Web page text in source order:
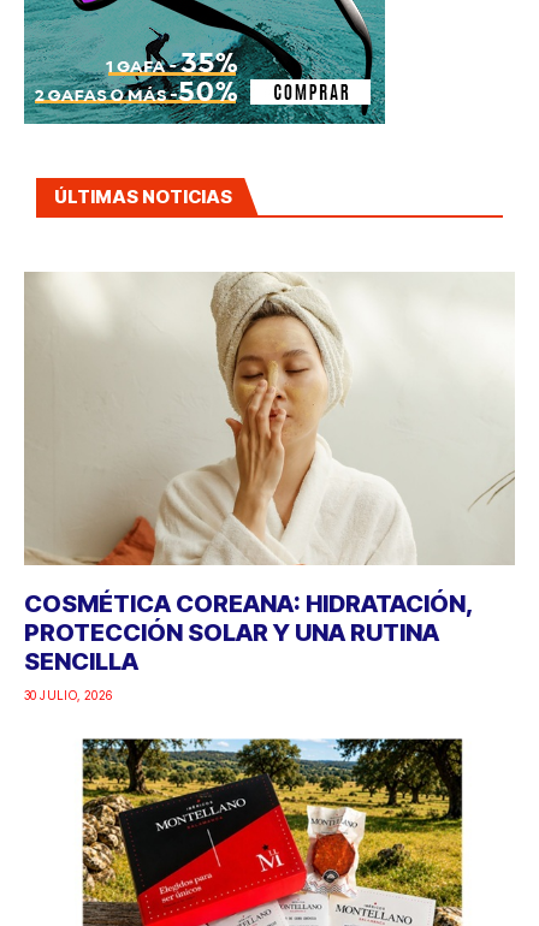
ÚLTIMAS NOTICIAS
COSMÉTICA COREANA: HIDRATACIÓN,
PROTECCIÓN SOLAR Y UNA RUTINA
SENCILLA
30 JULIO, 2026